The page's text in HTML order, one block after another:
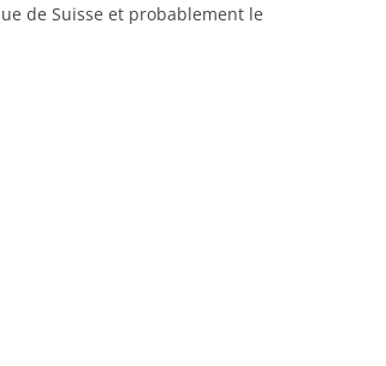
de Suisse et probablement le